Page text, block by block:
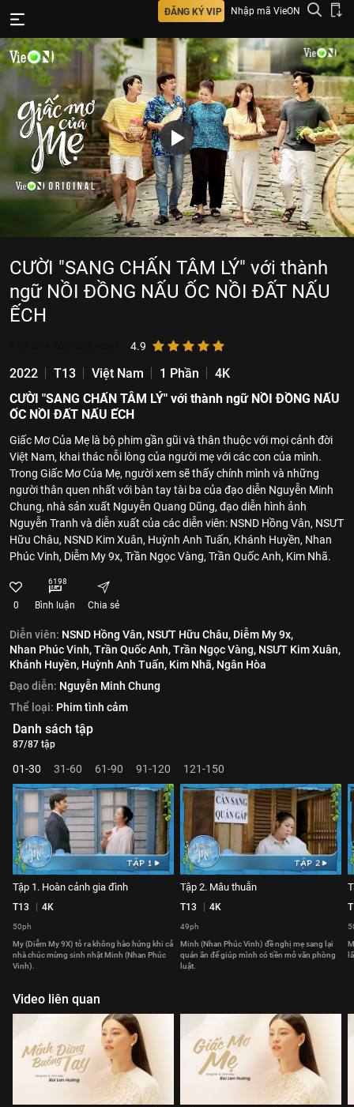
ĐĂNG KÝ VIP Nhập mã VieON
CƯỜI "SANG CHẤN TÂM LÝ" với thành
ngữ NỒI ĐỒNG NẤU ỐC NỒI ĐẤT NẤU
ẾCH
4.9
2022 T13 Việt Nam 1 Phần
4K
CƯỜI "SANG CHẤN TÂM LÝ" với thành ngữ NỒI ĐỒNG NẤU
ỐC NỒI ĐẤT NẤU ẾCH
Giấc Mơ Của Mẹ là bộ phim gần gũi và thân thuộc với mọi cảnh đời
Việt Nam, khai thác nỗi lòng của người mẹ với các con của mình.
Trong Giấc Mơ Của Mẹ, người xem sẽ thấy chính mình và những
người thân quen nhất với bàn tay tài ba của đạo diễn Nguyễn Minh
Chung, nhà sản xuất Nguyễn Quang Dũng, đạo diễn hình ảnh
Nguyễn Tranh và diễn xuất của các diễn viên: NSND Hồng Vân, NSƯT
Hữu Châu, NSND Kim Xuân, Huỳnh Anh Tuấn, Khánh Huyền, Nhan
Phúc Vinh, Diễm My 9x, Trần Ngọc Vàng, Trần Quốc Anh, Kim Nhã.
0
6198
Bình luận Chia sẻ
Diễn viên: NSND Hồng Vân, NSƯT Hữu Châu, Diễm My 9x,
Nhan Phúc Vinh,Trần Quốc Anh,Trần Ngọc Vàng, NSƯT Kim Xuân,
Khánh Huyền, Huỳnh Anh Tuấn, Kim Nhã, Ngân Hòa
Đạo diễn: Nguyễn Minh Chung
Thể loại: Phim tình cảm
Danh sách tập
87/87 tập
01-30 31-60 61-90 91-120 121-150
Tập 1. Hoàn cảnh gia đình
T13 4K
50ph
My (Diễm My 9X) tỏ ra không hào hứng khi cả
nhà chúc mừng sinh nhật Minh (Nhan Phúc
Vinh).
Tập 2. Mâu thuẫn
T13 4K
49ph
Minh (Nhan Phúc Vinh) đề nghị mẹ sang lại
quán ăn để giúp mình có tiền mở văn phòng
luật.
Video liên quan